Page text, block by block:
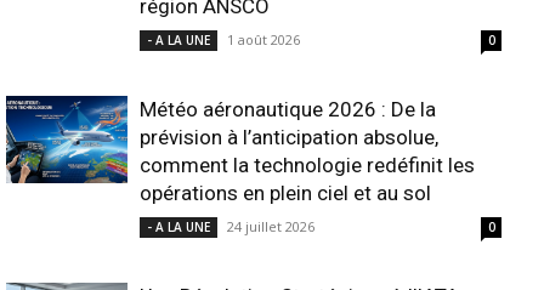
région ANSCO
- A LA UNE 1 août 2026 0
Météo aéronautique 2026 : De la
prévision à l’anticipation absolue,
comment la technologie redéfinit les
opérations en plein ciel et au sol
- A LA UNE 24 juillet 2026 0